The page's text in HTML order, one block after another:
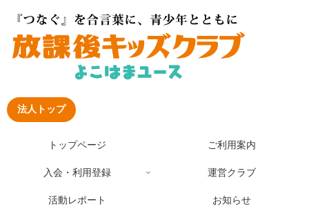
法人トップ
トップページ ご利用案内
入会・利用登録 運営クラブ
活動レポート お知らせ